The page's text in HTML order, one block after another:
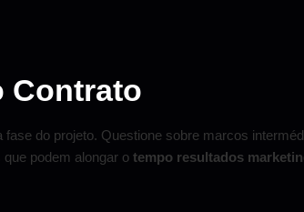
Contrato
fase do projeto. Questione sobre marcos
podem alongar o tempo resultados